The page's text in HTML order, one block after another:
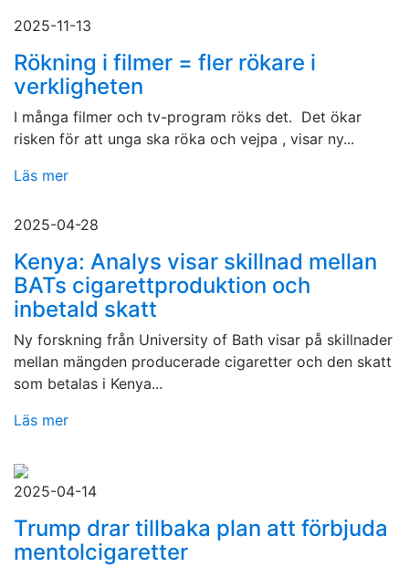
2025-11-13
Rökning i filmer = fler rökare i
verkligheten
I många filmer och tv-program röks det. Det ökar
risken för att unga ska röka och vejpa , visar ny...
Läs mer
2025-04-28
Kenya: Analys visar skillnad mellan
BATs cigarettproduktion och
inbetald skatt
Ny forskning från University of Bath visar på skillnader
mellan mängden producerade cigaretter och den skatt
som betalas i Kenya...
Läs mer
2025-04-14
Trump drar tillbaka plan att förbjuda
mentolcigaretter